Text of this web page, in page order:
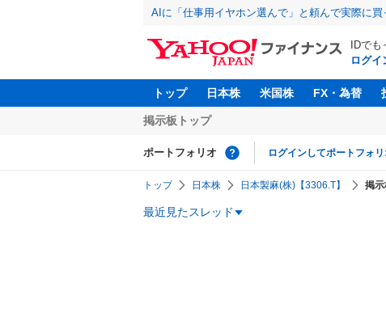
AIに「仕事用イヤホン選んで」と頼んで実際に買
IDで
ログイ
トップ 日本株 米国株 FX・為替
掲示板トップ
ポートフォリオ ログインしてポートフォ
トップ 日本株 日本製麻(株)【3306.T】 掲
最近見たスレッド